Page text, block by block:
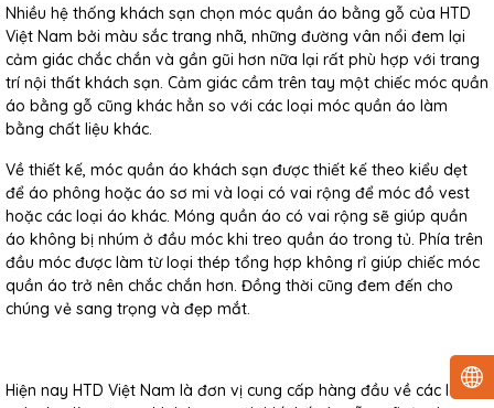
Nhiều hệ thống khách sạn chọn móc quần áo bằng gỗ của HTD
Việt Nam bởi màu sắc trang nhã, những đường vân nổi đem lại
cảm giác chắc chắn và gần gũi hơn nữa lại rất phù hợp với trang
trí nội thất khách sạn. Cảm giác cầm trên tay một chiếc móc quần
áo bằng gỗ cũng khác hẳn so với các loại móc quần áo làm
bằng chất liệu khác.
Về thiết kế, móc quần áo khách sạn được thiết kế theo kiểu dẹt
để áo phông hoặc áo sơ mi và loại có vai rộng để móc đồ vest
hoặc các loại áo khác. Móng quần áo có vai rộng sẽ giúp quần
áo không bị nhúm ở đầu móc khi treo quần áo trong tủ. Phía trên
đầu móc được làm từ loại thép tổng hợp không rỉ giúp chiếc móc
quần áo trở nên chắc chắn hơn. Đồng thời cũng đem đến cho
chúng vẻ sang trọng và đẹp mắt.
Hiện nay HTD Việt Nam là đơn vị cung cấp hàng đầu về các loại